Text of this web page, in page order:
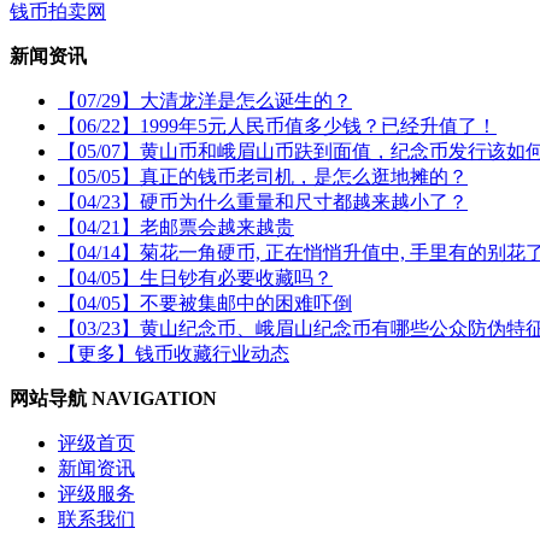
钱币拍卖网
新闻资讯
【07/29】大清龙洋是怎么诞生的？
【06/22】1999年5元人民币值多少钱？已经升值了！
【05/07】黄山币和峨眉山币趺到面值，纪念币发行该如
【05/05】真正的钱币老司机，是怎么逛地摊的？
【04/23】硬币为什么重量和尺寸都越来越小了？
【04/21】老邮票会越来越贵
【04/14】菊花一角硬币, 正在悄悄升值中, 手里有的别花
【04/05】生日钞有必要收藏吗？
【04/05】不要被集邮中的困难吓倒
【03/23】黄山纪念币、峨眉山纪念币有哪些公众防伪特
【更多】钱币收藏行业动态
网站导航 NAVIGATION
评级首页
新闻资讯
评级服务
联系我们